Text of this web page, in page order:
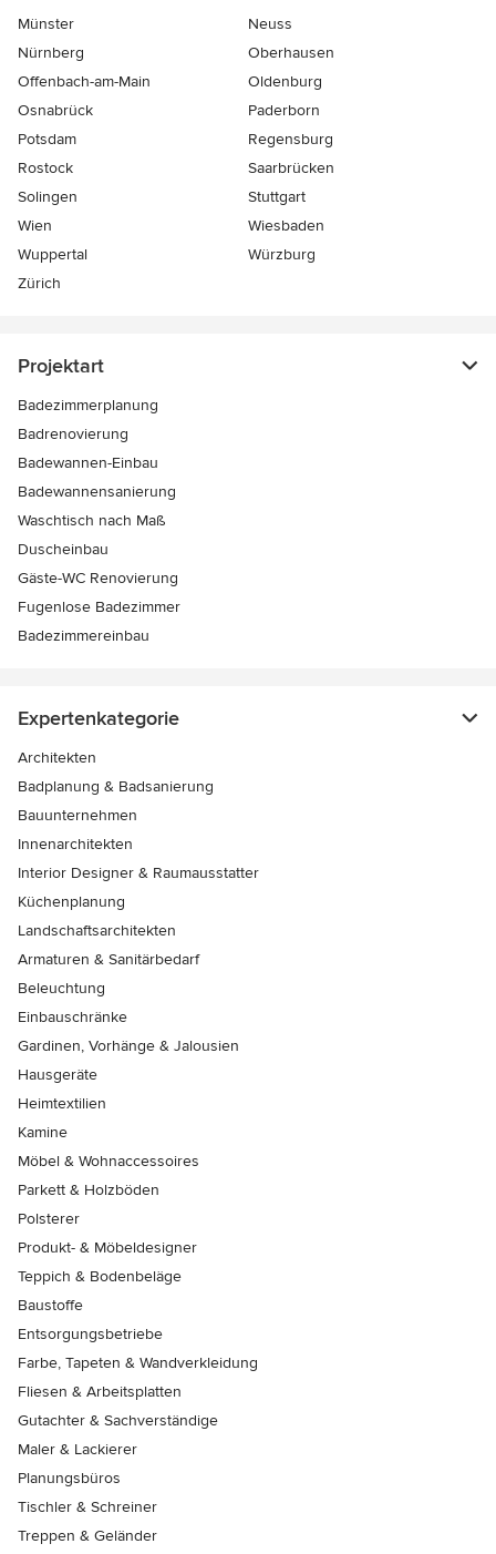
Münster
Neuss
Nürnberg
Oberhausen
Offenbach-am-Main
Oldenburg
Osnabrück
Paderborn
Potsdam
Regensburg
Rostock
Saarbrücken
Solingen
Stuttgart
Wien
Wiesbaden
Wuppertal
Würzburg
Zürich
Projektart
Badezimmerplanung
Badrenovierung
Badewannen-Einbau
Badewannensanierung
Waschtisch nach Maß
Duscheinbau
Gäste-WC Renovierung
Fugenlose Badezimmer
Badezimmereinbau
Expertenkategorie
Architekten
Badplanung & Badsanierung
Bauunternehmen
Innenarchitekten
Interior Designer & Raumausstatter
Küchenplanung
Landschaftsarchitekten
Armaturen & Sanitärbedarf
Beleuchtung
Einbauschränke
Gardinen, Vorhänge & Jalousien
Hausgeräte
Heimtextilien
Kamine
Möbel & Wohnaccessoires
Parkett & Holzböden
Polsterer
Produkt- & Möbeldesigner
Teppich & Bodenbeläge
Baustoffe
Entsorgungsbetriebe
Farbe, Tapeten & Wandverkleidung
Fliesen & Arbeitsplatten
Gutachter & Sachverständige
Maler & Lackierer
Planungsbüros
Tischler & Schreiner
Treppen & Geländer